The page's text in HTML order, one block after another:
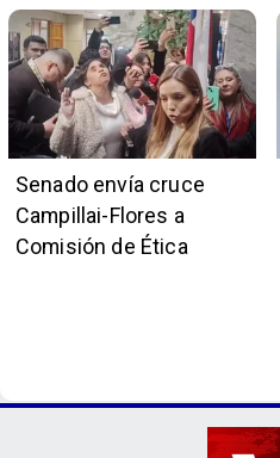
Senado envía cruce
Campillai-Flores a
Comisión de Ética